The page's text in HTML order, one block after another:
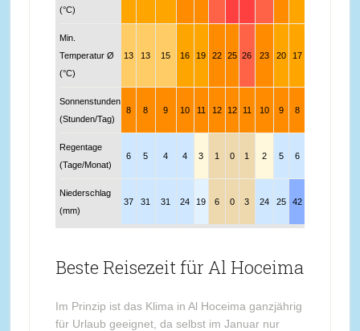
(°C)
Min.
Temperatur Ø
(°C)
13 13 15 16 19 22 25 26 23 20 17
Sonnenstunden
(Stunden/Tag)
8 8 9 10 11 12 12 11 10 9 8
Regentage
(Tage/Monat)
6 5 4 4 3 1 0 1 2 5 6
Niederschlag
(mm)
37 31 31 24 19 6 0 3 24 25 42
Beste Reisezeit für Al Hoceima
Im Prinzip ist das Klima in Al Hoceima ganzjährig
für Urlaub geeignet, da selbst im Januar nur